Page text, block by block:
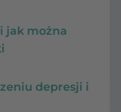
jak można
depresji i